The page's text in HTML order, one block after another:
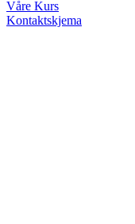
Våre Kurs
Kontaktskjema